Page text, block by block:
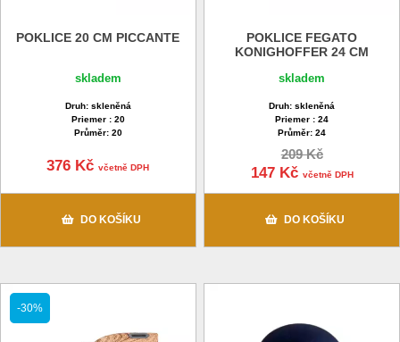
POKLICE 20 CM PICCANTE
skladem
Druh: skleněná
Priemer : 20
Průměr: 20
376 Kčvčetně DPH
DO KOŠÍKU
POKLICE FEGATO
KONIGHOFFER 24 CM
skladem
Druh: skleněná
Priemer : 24
Průměr: 24
209 Kč
147 Kč včetně DPH
DO KOŠÍKU
-30%